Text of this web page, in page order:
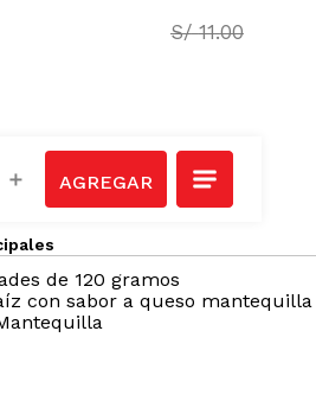
S/ 11.00
＋
de 120 gramos
con sabor a queso mantequilla